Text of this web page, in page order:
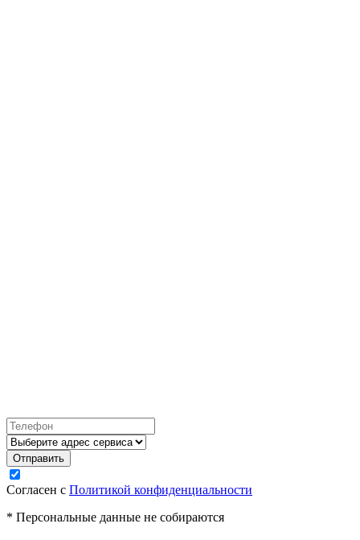
Согласен с Политикой конфиденциальности
* Персональные данные не собираются